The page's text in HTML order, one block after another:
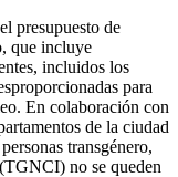
presupuesto de
que incluye
incluidos los
para
En colaboración con
de la ciudad
transgénero,
no se queden